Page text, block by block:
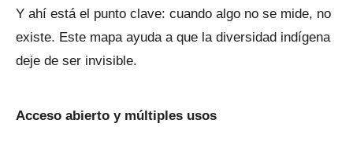
Y ahí está el punto clave: cuando algo no se mide, no
existe. Este mapa ayuda a que la diversidad indígena
deje de ser invisible.
Acceso abierto y múltiples usos